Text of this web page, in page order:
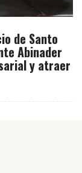
de Santo
Abinader
y atraer